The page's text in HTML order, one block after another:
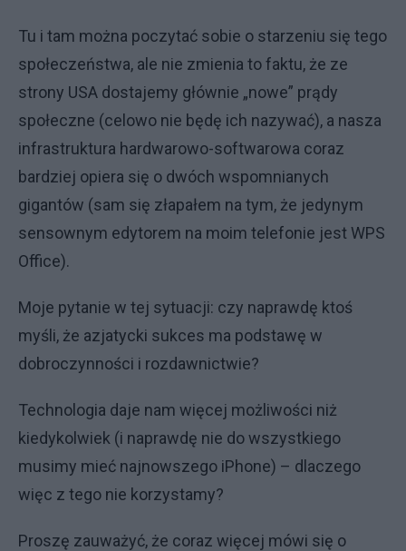
Tu i tam można poczytać sobie o starzeniu się tego
społeczeństwa, ale nie zmienia to faktu, że ze
strony USA dostajemy głównie „nowe” prądy
społeczne (celowo nie będę ich nazywać), a nasza
infrastruktura hardwarowo-softwarowa coraz
bardziej opiera się o dwóch wspomnianych
gigantów (sam się złapałem na tym, że jedynym
sensownym edytorem na moim telefonie jest WPS
Office).
Moje pytanie w tej sytuacji: czy naprawdę ktoś
myśli, że azjatycki sukces ma podstawę w
dobroczynności i rozdawnictwie?
Technologia daje nam więcej możliwości niż
kiedykolwiek (i naprawdę nie do wszystkiego
musimy mieć najnowszego iPhone) – dlaczego
więc z tego nie korzystamy?
Proszę zauważyć, że coraz więcej mówi się o